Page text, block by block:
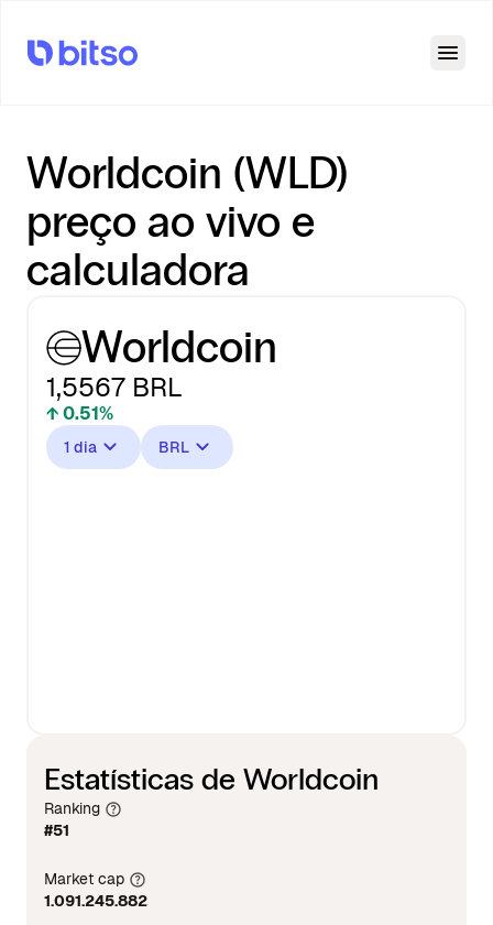
Worldcoin (WLD)
preço ao vivo e
calculadora
Worldcoin
1,5567 BRL
↑ 0.51%
1 dia BRL
Estatísticas de Worldcoin
Ranking
#51
Market cap
1.091.245.882